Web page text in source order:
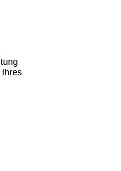
Ihres